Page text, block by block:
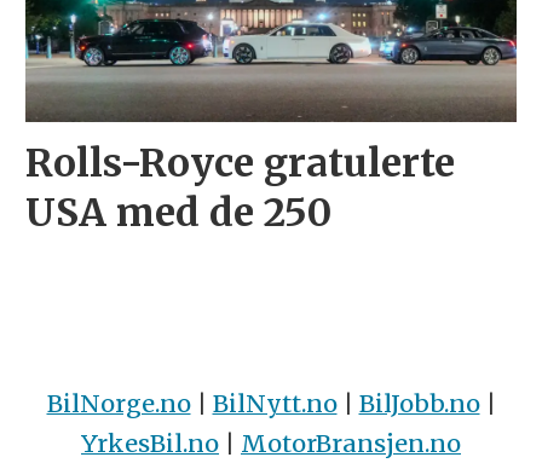
Rolls-Royce gratulerte
USA med de 250
BilNorge.no| BilNytt.no| BilJobb.no|
YrkesBil.no
MotorBransjen.no